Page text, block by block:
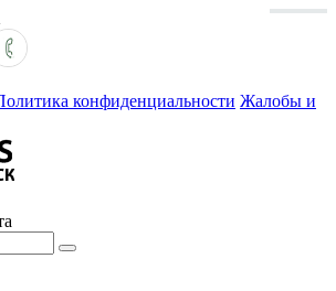
конфиденциальности Жалобы и